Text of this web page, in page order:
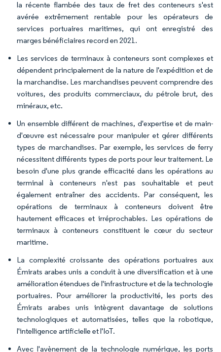
la récente flambée des taux de fret des conteneurs s'est
avérée extrêmement rentable pour les opérateurs de
services portuaires maritimes, qui ont enregistré des
marges bénéficiaires record en 2021.
Les services de terminaux à conteneurs sont complexes et
dépendent principalement de la nature de l'expédition et de
la marchandise. Les marchandises peuvent comprendre des
voitures, des produits commerciaux, du pétrole brut, des
minéraux, etc.
Un ensemble différent de machines, d'expertise et de main-
d'œuvre est nécessaire pour manipuler et gérer différents
types de marchandises. Par exemple, les services de ferry
nécessitent différents types de ports pour leur traitement. Le
besoin d'une plus grande efficacité dans les opérations au
terminal à conteneurs n'est pas souhaitable et peut
également entraîner des accidents. Par conséquent, les
opérations de terminaux à conteneurs doivent être
hautement efficaces et irréprochables. Les opérations de
terminaux à conteneurs constituent le cœur du secteur
maritime.
La complexité croissante des opérations portuaires aux
Émirats arabes unis a conduit à une diversification et à une
amélioration étendues de l'infrastructure et de la technologie
portuaires. Pour améliorer la productivité, les ports des
Émirats arabes unis intègrent davantage de solutions
technologiques et automatisées, telles que la robotique,
l'intelligence artificielle et l'IoT.
Avec l'avènement de la technologie numérique, les ports